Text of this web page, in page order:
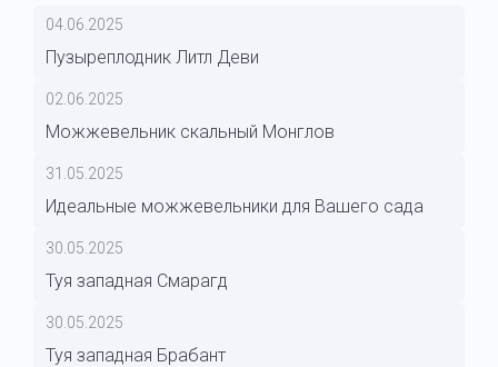
04.06.2025
Пузыреплодник Литл Деви
02.06.2025
Можжевельник скальный Монглов
31.05.2025
Идеальные можжевельники для Вашего сада
30.05.2025
Туя западная Смарагд
30.05.2025
Туя западная Брабант